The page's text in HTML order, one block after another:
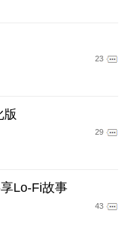
23
版
29
Lo-Fi故事
43